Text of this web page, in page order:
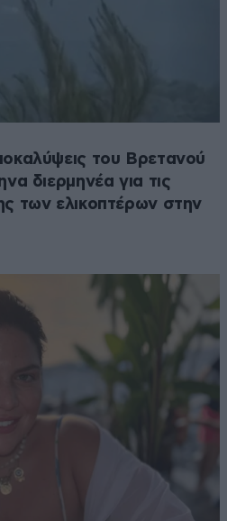
του Βρετανού
διερμηνέα για τις
των ελικοπτέρων στην